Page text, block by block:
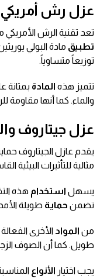
عزل رش أمريكي
تعد تقنية الرش الأمريكي
تطبيق مادة البولي
توزيعاً متساوياً.
تتميز هذه المادة بمتانة
والماء. كما أنها
عزل جيتاروف
يقدم عازل الجيتاروف
مثالية للتأثيرات البيئية
يسهل استخدام هذه
تضمن حماية طويلة
من المواد الأخرى
طويل. كما أن الصوف
يجب اختيار الأنواع